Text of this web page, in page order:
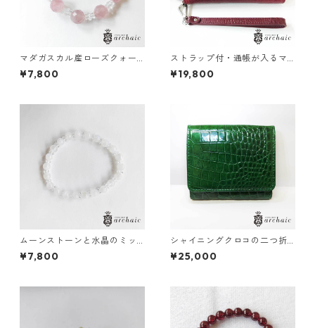
マダガスカル産ローズクォー
ツと水晶のブレスレット
¥7,800
ストラップ付・通帳が入るマ
ットクロコの長財布（全3色）
¥19,800
ムーンストーンと水晶のミッ
クスブレスレット（6mm）
¥7,800
シャイニングクロコの二つ折
り財布
¥25,000